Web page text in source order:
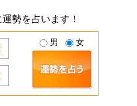
勢を占います！
男 女